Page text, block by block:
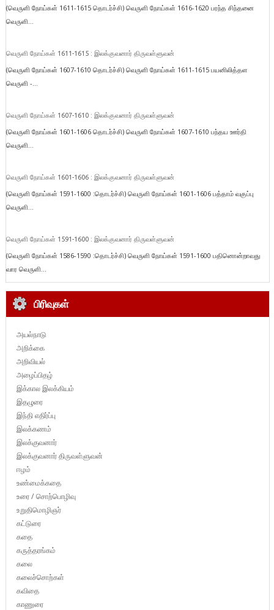
(வெருளி நோய்கள் 1611-1615 தொடர்ச்சி) வெருளி நோய்கள் 1616-1620 பரந்த சிந்தனை
வெருளி...
வெருளி நோய்கள் 1611-1615 : இலக்குவனார் திருவள்ளுவன்
(வெருளி நோய்கள் 1607-1610 தொடர்ச்சி) வெருளி நோய்கள் 1611-1615 பயனிலித்தள
வெருளி -...
வெருளி நோய்கள் 1607-1610 : இலக்குவனார் திருவள்ளுவன்
(வெருளி நோய்கள் 1601-1606 தொடர்ச்சி) வெருளி நோய்கள் 1607-1610 பந்தய ஊர்தி
வெருளி...
வெருளி நோய்கள் 1601-1606 : இலக்குவனார் திருவள்ளுவன்
(வெருளி நோய்கள் 1591-1600 :தொடர்ச்சி) வெருளி நோய்கள் 1601-1606 பத்தாம் வகுப்பு
வெருளி...
வெருளி நோய்கள் 1591-1600 : இலக்குவனார் திருவள்ளுவன்
(வெருளி நோய்கள் 1586-1590 :தொடர்ச்சி) வெருளி நோய்கள் 1591-1600 பதினொன்றாவது
வார வெருளி...
பிரிவுகள்
அயல்நாடு
அறிக்கை
அறிவியல்
அழைப்பிதழ்
இக்கால இலக்கியம்
இதழுரை
இந்தி எதிர்ப்பு
இலக்கணம்
இலக்குவனார்
இலக்குவனார் திருவள்ளுவன்
ஈழம்
உண்மைக்கதை
உரை / சொற்பொழிவு
உறுதிமொழிஞர்
கட்டுரை
கதை
கருத்தரங்கம்
கலை
கலைச்சொற்கள்
கவிதை
காணுரை